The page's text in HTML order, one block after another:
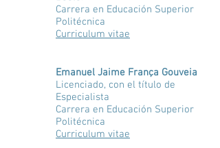
Carrera en Educación Superior
Politécnica
Curriculum vitae
Emanuel Jaime França Gouveia
Licenciado, con el título de
Especialista
Carrera en Educación Superior
Politécnica
Curriculum vitae